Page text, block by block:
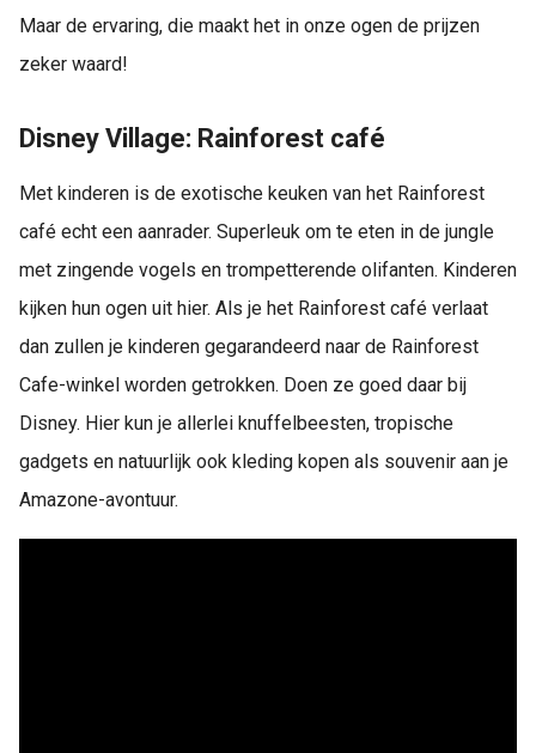
Maar de ervaring, die maakt het in onze ogen de prijzen
zeker waard!
Disney Village: Rainforest café
Met kinderen is de exotische keuken van het Rainforest
café echt een aanrader. Superleuk om te eten in de jungle
met zingende vogels en trompetterende olifanten. Kinderen
kijken hun ogen uit hier. Als je het Rainforest café verlaat
dan zullen je kinderen gegarandeerd naar de Rainforest
Cafe-winkel worden getrokken. Doen ze goed daar bij
Disney. Hier kun je allerlei knuffelbeesten, tropische
gadgets en natuurlijk ook kleding kopen als souvenir aan je
Amazone-avontuur.